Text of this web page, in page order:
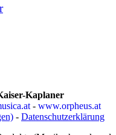
Kaplaner
- www.orpheus.at
- Datenschutzerklärung